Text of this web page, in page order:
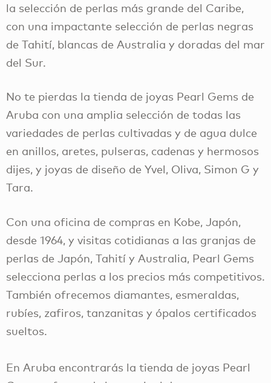
la selección de perlas más grande del Caribe,
con una impactante selección de perlas negras
de Tahití, blancas de Australia y doradas del mar
del Sur.
No te pierdas la tienda de joyas Pearl Gems de
Aruba con una amplia selección de todas las
variedades de perlas cultivadas y de agua dulce
en anillos, aretes, pulseras, cadenas y hermosos
dijes, y joyas de diseño de Yvel, Oliva, Simon G y
Tara.
Con una oficina de compras en Kobe, Japón,
desde 1964, y visitas cotidianas a las granjas de
perlas de Japón, Tahití y Australia, Pearl Gems
selecciona perlas a los precios más competitivos.
También ofrecemos diamantes, esmeraldas,
rubíes, zafiros, tanzanitas y ópalos certificados
sueltos.
En Aruba encontrarás la tienda de joyas Pearl